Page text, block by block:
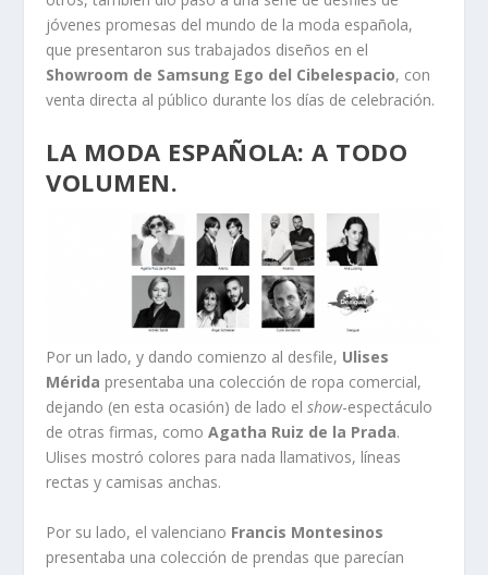
jóvenes promesas del mundo de la moda española,
que presentaron sus trabajados diseños en el
Showroom de Samsung Ego del Cibelespacio, con
venta directa al público durante los días de celebración.
LA MODA ESPAÑOLA: A TODO
VOLUMEN.
Por un lado, y dando comienzo al desfile, Ulises
Mérida presentaba una colección de ropa comercial,
dejando (en esta ocasión) de lado elshow-espectáculo
de otras firmas, comoAgatha Ruiz de la Prada.
Ulises mostró colores para nada llamativos, líneas
rectas y camisas anchas.
Por su lado, el valenciano Francis Montesinos
presentaba una colección de prendas que parecían